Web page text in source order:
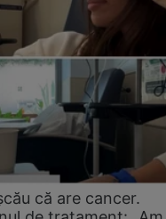
că are cancer.